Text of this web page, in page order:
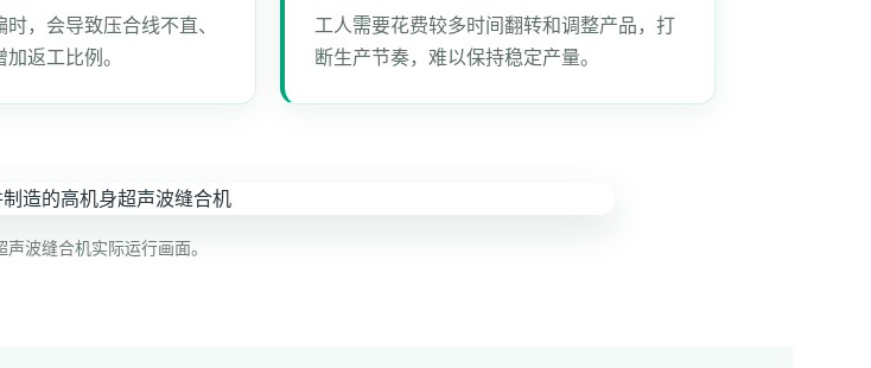
，会导致压合线不直、
返工比例。
工人需要花费较多时间翻转和调整产品，打
断生产节奏，难以保持稳定产量。
波缝合机实际运行画面。